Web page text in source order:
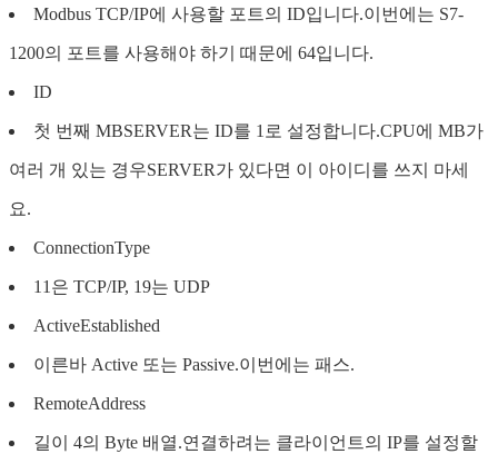
Modbus TCP/IP에 사용할 포트의 ID입니다.이번에는 S7-
1200의 포트를 사용해야 하기 때문에 64입니다.
ID
첫 번째 MBSERVER는 ID를 1로 설정합니다.CPU에 MB가
여러 개 있는 경우SERVER가 있다면 이 아이디를 쓰지 마세
요.
ConnectionType
11은 TCP/IP, 19는 UDP
ActiveEstablished
이른바 Active 또는 Passive.이번에는 패스.
RemoteAddress
길이 4의 Byte 배열.연결하려는 클라이언트의 IP를 설정할